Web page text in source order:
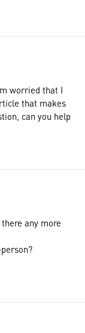
worried that I
that makes
can you help
any more